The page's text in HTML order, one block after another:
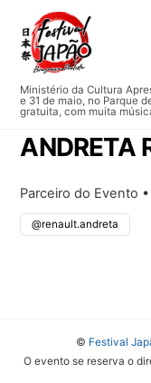
content
Ministério da Cultura
e 31 de maio, no Parque
gratuita, com muita
ANDRETA
Parceiro do Evento
@renault.andreta
© Festival
O evento se reserva o